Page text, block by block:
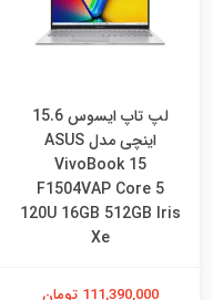
لپ تاپ ایسوس 15.6
اینچی مدل ASUS
VivoBook 15
F1504VAP Core 5
120U 16GB 512GB Iris
Xe